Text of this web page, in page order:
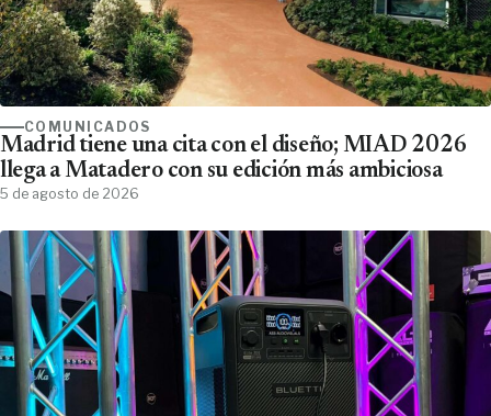
COMUNICADOS
Madrid tiene una cita con el diseño; MIAD 2026
llega a Matadero con su edición más ambiciosa
5 de agosto de 2026